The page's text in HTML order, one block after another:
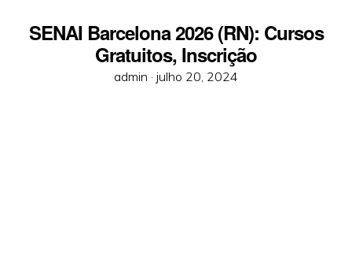
SENAI Barcelona 2026 (RN): Cursos
Gratuitos, Inscrição
admin · Posted
julho 20, 2024